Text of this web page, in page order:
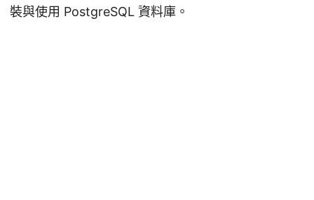
裝與使用 PostgreSQL 資料庫。